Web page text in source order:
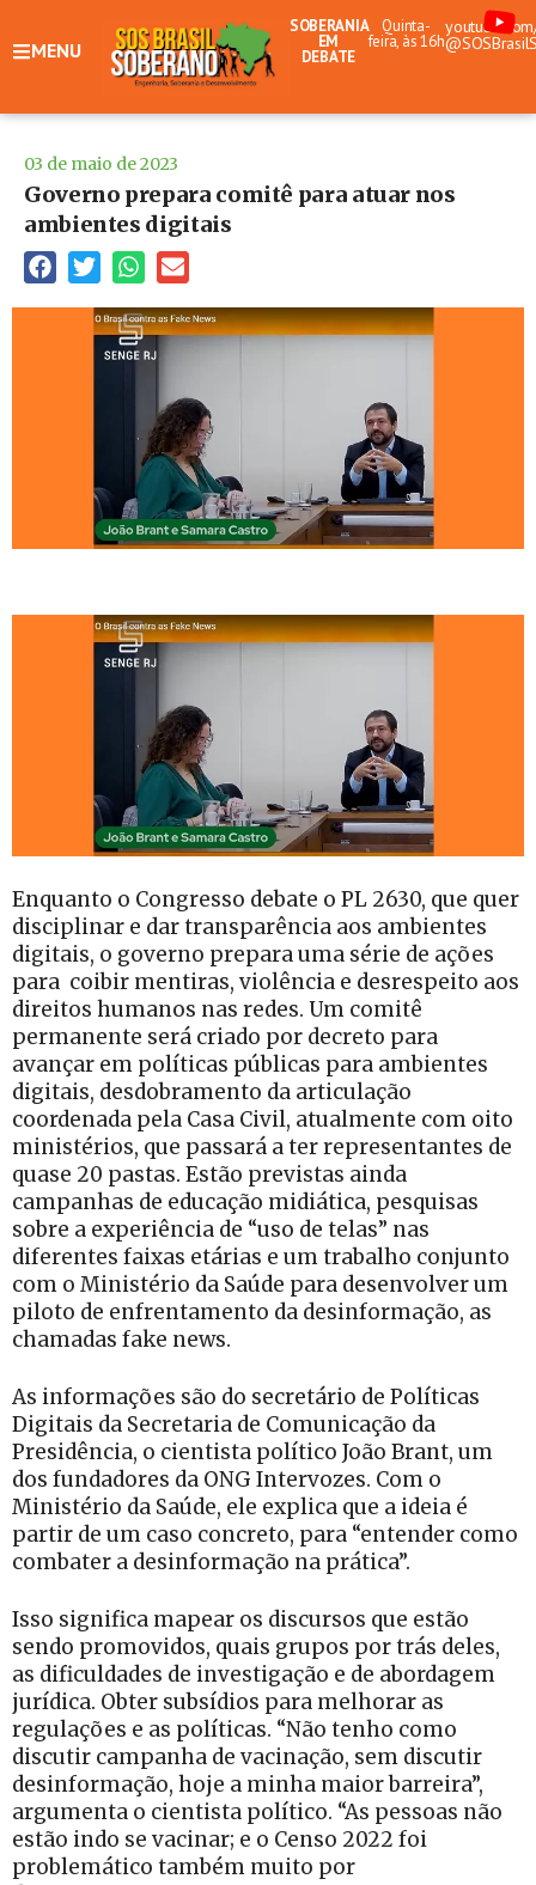
MENU
SOBERANIA
EM
DEBATE
Quinta-
feira, às 16h
03 de maio de 2023
Governo prepara comitê para atuar nos
ambientes digitais
Enquanto o Congresso debate o PL 2630, que quer
disciplinar e dar transparência aos ambientes
digitais, o governo prepara uma série de ações
para coibir mentiras, violência e desrespeito aos
direitos humanos nas redes. Um comitê
permanente será criado por decreto para
avançar em políticas públicas para ambientes
digitais, desdobramento da articulação
coordenada pela Casa Civil, atualmente com oito
ministérios, que passará a ter representantes de
quase 20 pastas. Estão previstas ainda
campanhas de educação midiática, pesquisas
sobre a experiência de “uso de telas” nas
diferentes faixas etárias e um trabalho conjunto
com o Ministério da Saúde para desenvolver um
piloto de enfrentamento da desinformação, as
chamadas fake news.
As informações são do secretário de Políticas
Digitais da Secretaria de Comunicação da
Presidência, o cientista político João Brant, um
dos fundadores da ONG Intervozes. Com o
Ministério da Saúde, ele explica que a ideia é
partir de um caso concreto, para “entender como
combater a desinformação na prática”.
Isso significa mapear os discursos que estão
sendo promovidos, quais grupos por trás deles,
as dificuldades de investigação e de abordagem
jurídica. Obter subsídios para melhorar as
regulações e as políticas. “Não tenho como
discutir campanha de vacinação, sem discutir
desinformação, hoje a minha maior barreira”,
argumenta o cientista político. “As pessoas não
estão indo se vacinar; e o Censo 2022 foi
problemático também muito por